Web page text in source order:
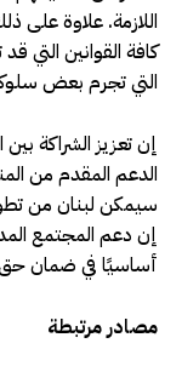
اللازمة. علاوة على
كافة القوانين التي
التي تجرم بعض
إن تعزيز الشراكة
الدعم المقدم من
سيمكن لبنان من
إن دعم المجتمع
أساسيًا في ضمان حق
مصادر مرتبطة